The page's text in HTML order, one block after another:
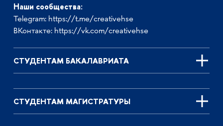
Наши сообщества:
Telegram: https://t.me/creativehse
ВКонтакте: https://vk.com/creativehse
СТУДЕНТАМ БАКАЛАВРИАТА
СТУДЕНТАМ МАГИСТРАТУРЫ